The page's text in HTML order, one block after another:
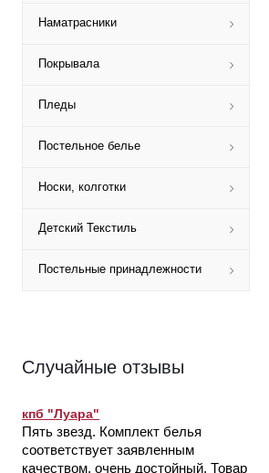
Наматрасники
Покрывала
Пледы
Постельное белье
Носки, колготки
Детский Текстиль
Постельные принадлежности
Случайные отзывы
кпб "Луара"
Пять звезд. Комплект белья
соответствует заявленным
качеством, очень достойный. Товар